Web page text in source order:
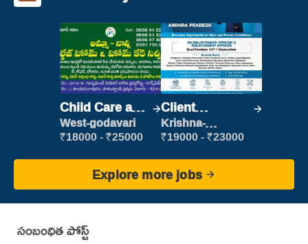
Child Care and
Patient care
West-godavari
₹18000 - ₹25000
Client
Relationship
Executive
Krishna-
vijayawada
₹19000 - ₹23000
Explore more jobs
సంబంధిత పోస్ట్